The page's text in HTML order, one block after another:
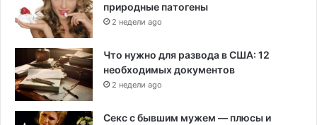
природные патогены
2 недели ago
Что нужно для развода в США: 12
необходимых документов
2 недели ago
Секс с бывшим мужем — плюсы и